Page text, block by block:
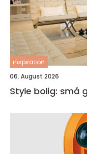
inspiration
06. August 2026
Style bolig: små